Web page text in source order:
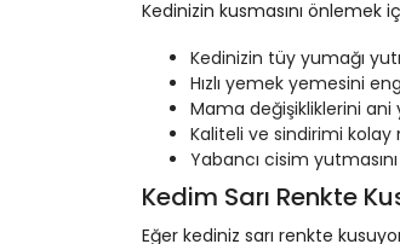
Kedinizin kusmasını önlemek
Kedinizin tüy yumağı
Hızlı yemek yemesini
Mama değişikliklerini ani
Kaliteli ve sindirimi
Yabancı cisim
Kedim Sarı Renkte
Eğer kediniz sarı renkte